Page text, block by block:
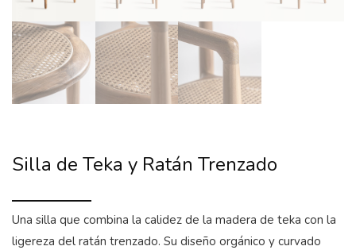
Silla de Teka y Ratán Trenzado
Una silla que combina la calidez de la madera de teka con la
ligereza del ratán trenzado. Su diseño orgánico y curvado